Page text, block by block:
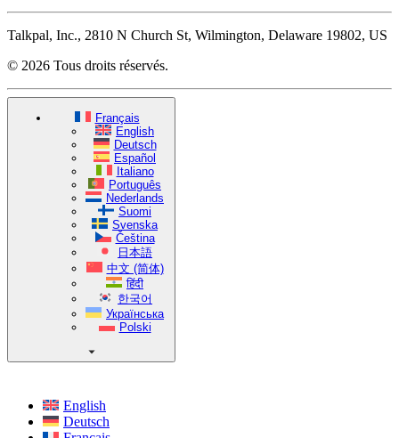
Talkpal, Inc., 2810 N Church St, Wilmington, Delaware 19802, US
© 2026 Tous droits réservés.
Français
English
Deutsch
Español
Italiano
Português
Nederlands
Suomi
Svenska
Čeština
日本語
中文 (简体)
हिंदी
한국어
Українська
Polski
English
Deutsch